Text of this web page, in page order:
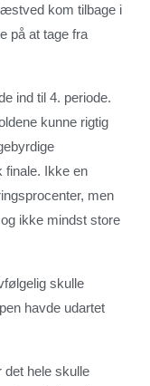
kom tilbage i
på at tage fra
ind til 4. periode.
kunne rigtig
finale. Ikke en
men
ikke mindst store
skulle
havde udartet
det hele skulle